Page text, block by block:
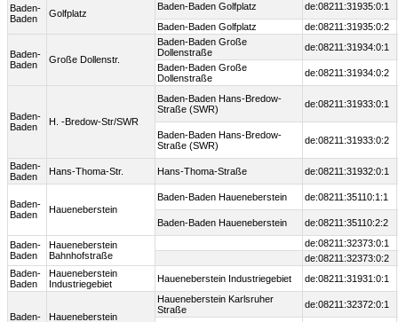
Baden-
Baden
Golfplatz
Baden-Baden Golfplatz
de:08211:31935:0:1
Baden-Baden Golfplatz
de:08211:31935:0:2
Baden-
Baden
Große Dollenstr.
Baden-Baden Große
Dollenstraße
de:08211:31934:0:1
Baden-Baden Große
Dollenstraße
de:08211:31934:0:2
Baden-
Baden
H. -Bredow-Str/SWR
Baden-Baden Hans-Bredow-
Straße (SWR)
de:08211:31933:0:1
Baden-Baden Hans-Bredow-
Straße (SWR)
de:08211:31933:0:2
Baden-
Baden
Hans-Thoma-Str. Hans-Thoma-Straße de:08211:31932:0:1
Baden-
Baden
Haueneberstein
Baden-Baden Haueneberstein de:08211:35110:1:1
Baden-Baden Haueneberstein de:08211:35110:2:2
Baden-
Baden
Haueneberstein
Bahnhofstraße
de:08211:32373:0:1
de:08211:32373:0:2
Baden-
Baden
Haueneberstein
Industriegebiet
Haueneberstein Industriegebiet de:08211:31931:0:1
Baden-
Haueneberstein
Haueneberstein Karlsruher
Straße
de:08211:32372:0:1